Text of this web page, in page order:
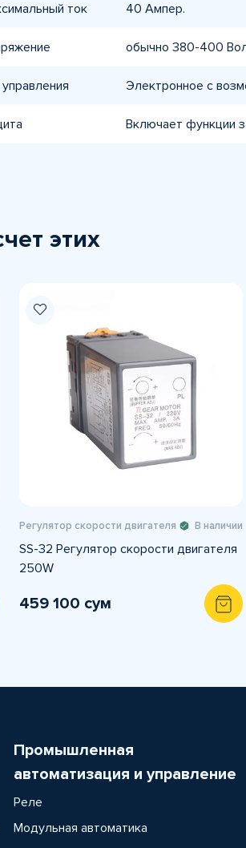
ток 40 Ампер.
обычно 380-400
Электронное с
Включает функции
этих
Регулятор скорости двигателя В наличии
SS-32 Регулятор скорости двигателя
250W
459 100 сум
Промышленная
автоматизация и управление
Реле
Модульная автоматика